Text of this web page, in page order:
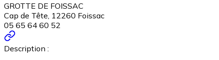
GROTTE DE FOISSAC
Cap de Tête, 12260 Foissac
05 65 64 60 52
Description :